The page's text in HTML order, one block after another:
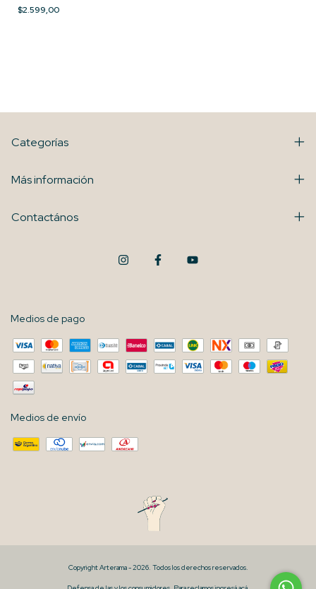
$2.599,00
Categorías
Más información
Contactános
Medios de pago
Medios de envío
Copyright Arterama - 2026. Todos los derechos reservados.